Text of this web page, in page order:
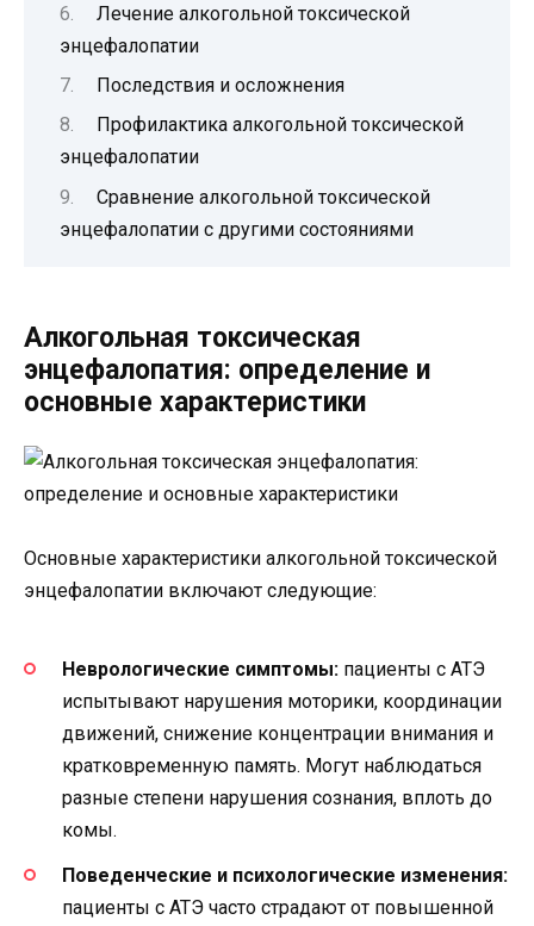
Лечение алкогольной токсической
энцефалопатии
Последствия и осложнения
Профилактика алкогольной токсической
энцефалопатии
Сравнение алкогольной токсической
энцефалопатии с другими состояниями
Алкогольная токсическая
энцефалопатия: определение и
основные характеристики
Основные характеристики алкогольной токсической
энцефалопатии включают следующие:
Неврологические симптомы: пациенты с АТЭ
испытывают нарушения моторики, координации
движений, снижение концентрации внимания и
кратковременную память. Могут наблюдаться
разные степени нарушения сознания, вплоть до
комы.
Поведенческие и психологические изменения:
пациенты с АТЭ часто страдают от повышенной